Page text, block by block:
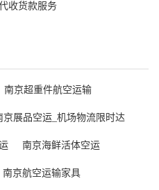
收货款服务
南京超重件航空运输
京展品空运_机场物流限时达
南京海鲜活体空运
南京航空运输家具